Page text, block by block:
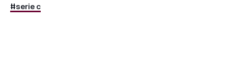
#serie c